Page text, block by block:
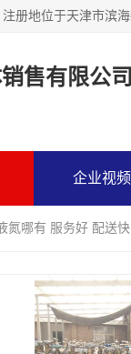
售有限公司
企业视频
氮哪有 服务好 配送快